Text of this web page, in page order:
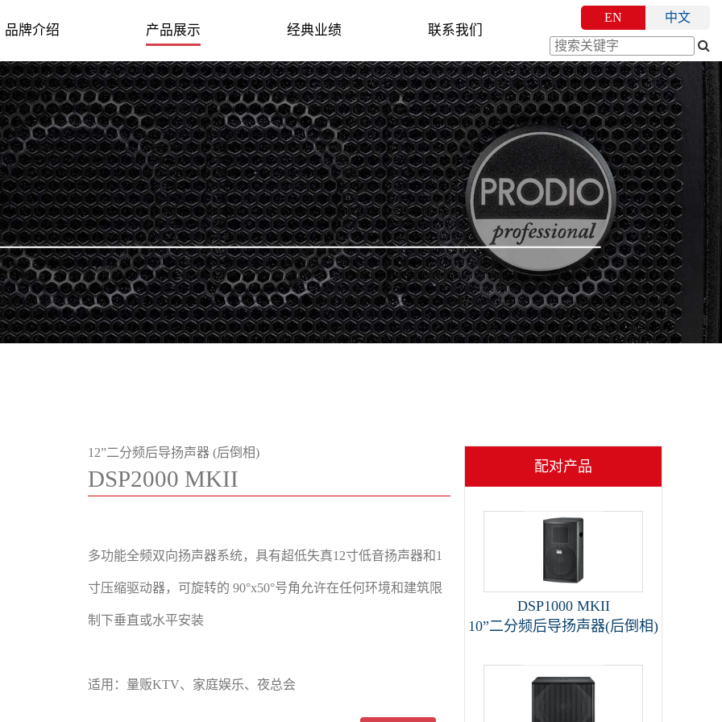
品牌介绍 产品展示 经典业绩 联系我们
EN 中文
12”二分频后导扬声器 (后倒相)
DSP2000 MKII
多功能全频双向扬声器系统，具有超低失真12寸低音扬声器和1
寸压缩驱动器，可旋转的 90°x50°号角允许在任何环境和建筑限
制下垂直或水平安装
适用：量贩KTV、家庭娱乐、夜总会
配对产品
DSP1000 MKII
10”二分频后导扬声器(后倒相)